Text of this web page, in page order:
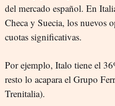
del mercado español. En
Checa y Suecia, los nuevos
cuotas significativas.
Por ejemplo, Italo tiene el
resto lo acapara el Grupo
Trenitalia).